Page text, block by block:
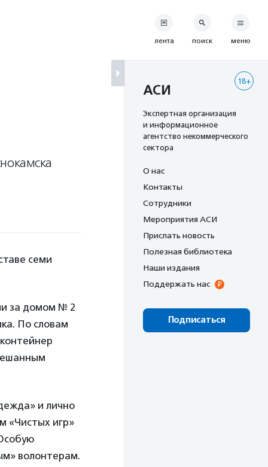
семи
за домом № 2
По словам
и лично
«Чистых игр»
волонтерам.
лента поиск меню
18+
АСИ
Экспертная организация
и информационное
агентство некоммерческого
сектора
О нас
Контакты
Сотрудники
Мероприятия АСИ
Прислать новость
Полезная библиотека
Наши издания
Поддержать нас
Подписаться